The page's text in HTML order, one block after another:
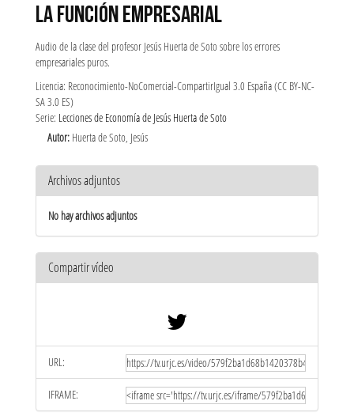
LA FUNCIÓN EMPRESARIAL
Audio de la clase del profesor Jesús Huerta de Soto sobre los errores
empresariales puros.
Licencia: Reconocimiento-NoComercial-CompartirIgual 3.0 España (CC BY-NC-
SA 3.0 ES)
Serie: Lecciones de Economía de Jesús Huerta de Soto
Autor: Huerta de Soto, Jesús
Archivos adjuntos
No hay archivos adjuntos
Compartir vídeo
URL:
IFRAME: